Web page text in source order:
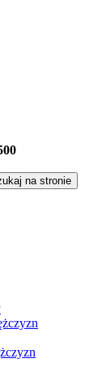
na stronie